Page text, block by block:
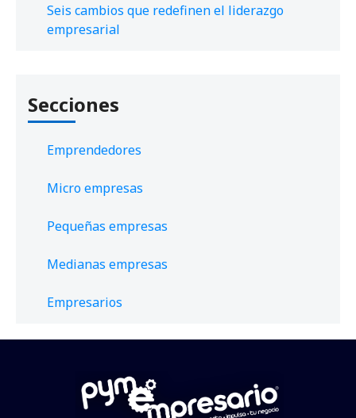
Seis cambios que redefinen el liderazgo
empresarial
Secciones
Emprendedores
Micro empresas
Pequeñas empresas
Medianas empresas
Empresarios